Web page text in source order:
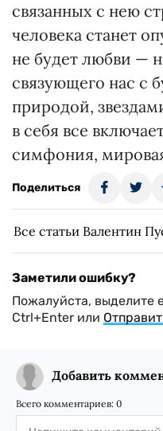
связанных с нею
человека станет
не будет любви —
связующего нас с
природой,
в себя все
симфония,
Поделиться
Все статьи Валентин
Заметили ошибку?
Пожалуйста,
Ctrl+Enter или
Добавить
Всего комментариев: 0